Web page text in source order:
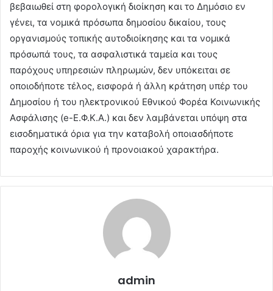
βεβαιωθεί στη φορολογική διοίκηση και το Δημόσιο εν
γένει, τα νομικά πρόσωπα δημοσίου δικαίου, τους
οργανισμούς τοπικής αυτοδιοίκησης και τα νομικά
πρόσωπά τους, τα ασφαλιστικά ταμεία και τους
παρόχους υπηρεσιών πληρωμών, δεν υπόκειται σε
οποιοδήποτε τέλος, εισφορά ή άλλη κράτηση υπέρ του
Δημοσίου ή του ηλεκτρονικού Εθνικού Φορέα Κοινωνικής
Ασφάλισης (e-Ε.Φ.Κ.Α.) και δεν λαμβάνεται υπόψη στα
εισοδηματικά όρια για την καταβολή οποιασδήποτε
παροχής κοινωνικού ή προνοιακού χαρακτήρα.
admin